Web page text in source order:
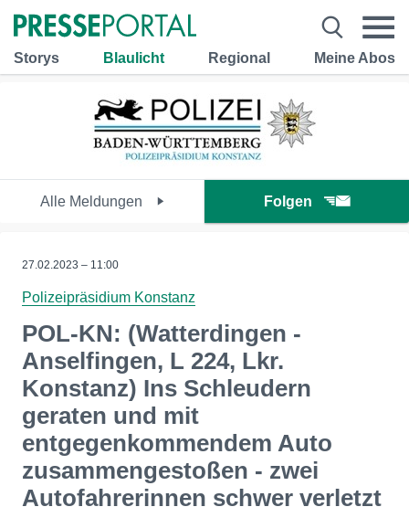
Storys Blaulicht Regional Meine Abos
Alle Meldungen Folgen
27.02.2023 – 11:00
Polizeipräsidium Konstanz
POL-KN: (Watterdingen -
Anselfingen, L 224, Lkr.
Konstanz) Ins Schleudern
geraten und mit
entgegenkommendem Auto
zusammengestoßen - zwei
Autofahrerinnen schwer verletzt